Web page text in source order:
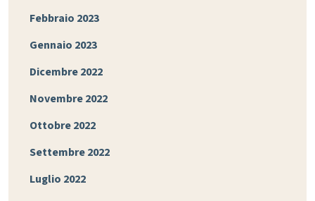
Febbraio 2023
Gennaio 2023
Dicembre 2022
Novembre 2022
Ottobre 2022
Settembre 2022
Luglio 2022